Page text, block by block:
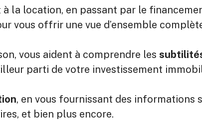
à la location, en passant par le
vous offrir une vue d’ensemble
vous aident à comprendre les
parti de votre investissement
, en vous fournissant des informations
et bien plus encore.